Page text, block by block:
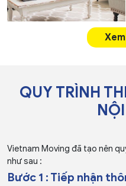
Thi Công Nội thất Gia
QUY TRÌNH
Vietnam Moving đã tạo nên
như sau :
Bước 1 : Tiếp nhận